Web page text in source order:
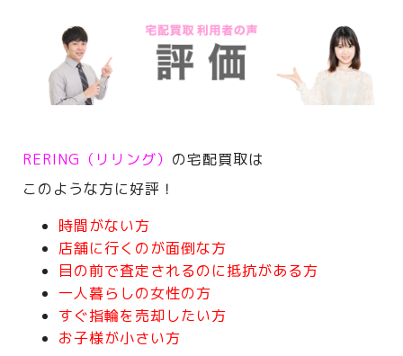
RERING（リリング） の宅配買取は
このような方に好評！
時間がない方
店舗に行くのが面倒な方
目の前で査定されるのに抵抗がある方
一人暮らしの女性の方
すぐ指輪を売却したい方
お子様が小さい方